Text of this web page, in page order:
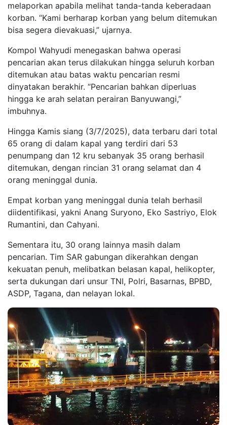
melaporkan apabila melihat tanda-tanda keberadaan
korban. “Kami berharap korban yang belum ditemukan
bisa segera dievakuasi,” ujarnya.
Kompol Wahyudi menegaskan bahwa operasi
pencarian akan terus dilakukan hingga seluruh korban
ditemukan atau batas waktu pencarian resmi
dinyatakan berakhir. “Pencarian bahkan diperluas
hingga ke arah selatan perairan Banyuwangi,”
imbuhnya.
Hingga Kamis siang (3/7/2025), data terbaru dari total
65 orang di dalam kapal yang terdiri dari 53
penumpang dan 12 kru sebanyak 35 orang berhasil
ditemukan, dengan rincian 31 orang selamat dan 4
orang meninggal dunia.
Empat korban yang meninggal dunia telah berhasil
diidentifikasi, yakni Anang Suryono, Eko Sastriyo, Elok
Rumantini, dan Cahyani.
Sementara itu, 30 orang lainnya masih dalam
pencarian. Tim SAR gabungan dikerahkan dengan
kekuatan penuh, melibatkan belasan kapal, helikopter,
serta dukungan dari unsur TNI, Polri, Basarnas, BPBD,
ASDP, Tagana, dan nelayan lokal.